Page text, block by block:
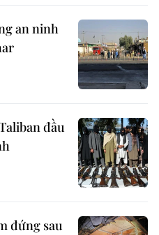
an ninh
đầu
đứng sau